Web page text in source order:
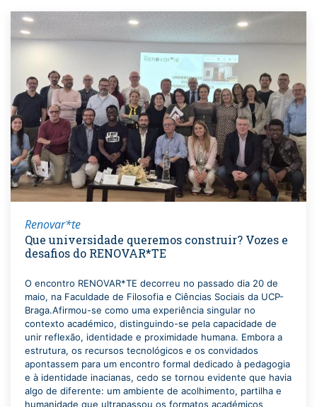
Renovar*te
Que universidade queremos construir? Vozes e
desafios do RENOVAR*TE
O encontro RENOVAR*TE decorreu no passado dia 20 de
maio, na Faculdade de Filosofia e Ciências Sociais da UCP-
Braga.Afirmou-se como uma experiência singular no
contexto académico, distinguindo-se pela capacidade de
unir reflexão, identidade e proximidade humana. Embora a
estrutura, os recursos tecnológicos e os convidados
apontassem para um encontro formal dedicado à pedagogia
e à identidade inacianas, cedo se tornou evidente que havia
algo de diferente: um ambiente de acolhimento, partilha e
humanidade que ultrapassou os formatos académicos